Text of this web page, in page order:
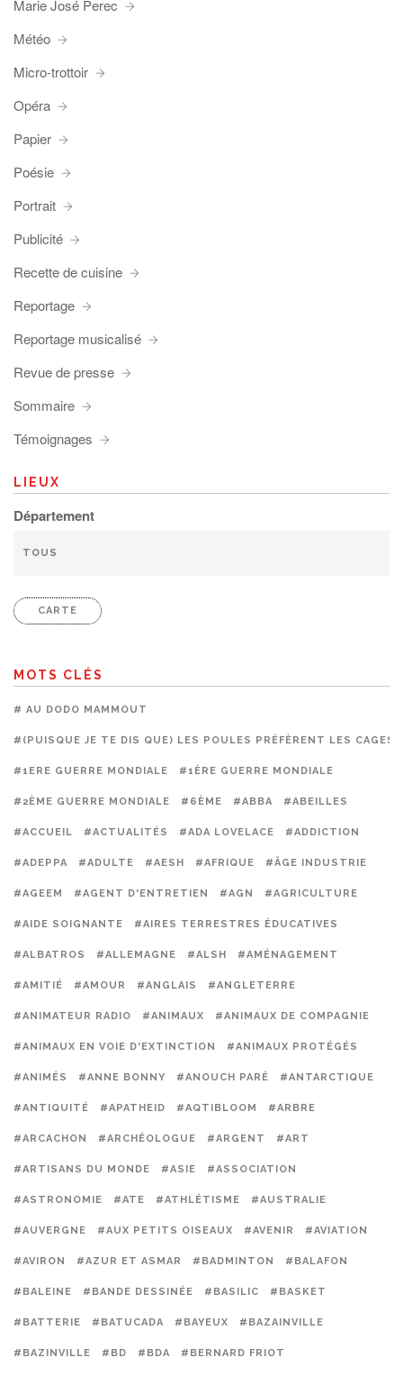
Marie José Perec
Météo
Micro-trottoir
Opéra
Papier
Poésie
Portrait
Publicité
Recette de cuisine
Reportage
Reportage musicalisé
Revue de presse
Sommaire
Témoignages
LIEUX
Département
CARTE
MOTS CLÉS
# AU DODO MAMMOUT
#(PUISQUE JE TE DIS QUE) LES POULES PRÉFÈRENT LES CAGES
#1ERE GUERRE MONDIALE #1ÈRE GUERRE MONDIALE
#2ÈME GUERRE MONDIALE #6ÈME #ABBA #ABEILLES
#ACCUEIL #ACTUALITÉS #ADA LOVELACE #ADDICTION
#ADEPPA #ADULTE #AESH #AFRIQUE #ÂGE INDUSTRIE
#AGEEM #AGENT D'ENTRETIEN #AGN #AGRICULTURE
#AIDE SOIGNANTE #AIRES TERRESTRES ÉDUCATIVES
#ALBATROS #ALLEMAGNE #ALSH #AMÉNAGEMENT
#AMITIÉ #AMOUR #ANGLAIS #ANGLETERRE
#ANIMATEUR RADIO #ANIMAUX #ANIMAUX DE COMPAGNIE
#ANIMAUX EN VOIE D'EXTINCTION #ANIMAUX PROTÉGÉS
#ANIMÉS #ANNE BONNY #ANOUCH PARÉ #ANTARCTIQUE
#ANTIQUITÉ #APATHEID #AQTIBLOOM #ARBRE
#ARCACHON #ARCHÉOLOGUE #ARGENT #ART
#ARTISANS DU MONDE #ASIE #ASSOCIATION
#ASTRONOMIE #ATE #ATHLÉTISME #AUSTRALIE
#AUVERGNE #AUX PETITS OISEAUX #AVENIR #AVIATION
#AVIRON #AZUR ET ASMAR #BADMINTON #BALAFON
#BALEINE #BANDE DESSINÉE #BASILIC #BASKET
#BATTERIE #BATUCADA #BAYEUX #BAZAINVILLE
#BAZINVILLE #BD #BDA #BERNARD FRIOT